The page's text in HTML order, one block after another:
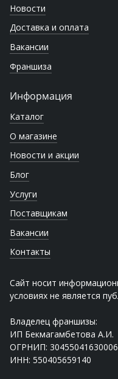
Новости
Доставка и оплата
Вакансии
Франшиза
Информация
Каталог
О магазине
Новости и акции
Блог
Услуги
Поставщикам
Вакансии
Контакты
Сайт носит
условиях не является
Владелец франшизы:
ИП Бекмагамбетова А.И.
ОГРНИП:
ИНН: 550405659140